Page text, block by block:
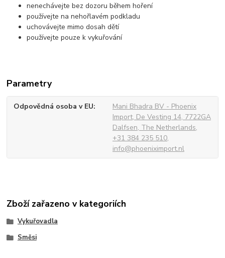
nenechávejte bez dozoru během hoření
používejte na nehořlavém podkladu
uchovávejte mimo dosah dětí
používejte pouze k vykuřování
Parametry
Odpovědná osoba v EU
Mani Bhadra BV - Phoenix
Import, De Vesting 14, 7722GA
Dalfsen, The Netherlands,
+31 384 235 510,
info@phoeniximport.nl
Zboží zařazeno v kategoriích
Vykuřovadla
Směsi